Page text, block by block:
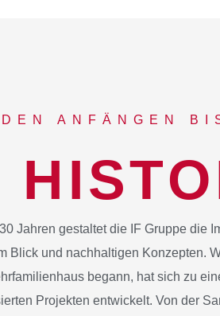
ANFÄNGEN
Jahren gestaltet die IF Gruppe die
Blick und nachhaltigen Konzepten.
begann, hat sich zu
Projekten entwickelt. Von der